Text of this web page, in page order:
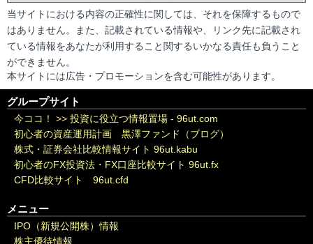
当サイトにおける内容の正確性に関しては、それを保障するもので
はありません。また、記載されている情報や、リンク先に記載され
ている情報をあなたが利用すること関するいかなる責任も負うこと
ができません。
本サイトには広告・プロモーションを含む可能性があります。
グループサイト
今ココ！ >> 投資に役立つ情報置場 - 96ut.com
初心者の資産運用計画 黒澤ファンド（ブログ）
株式・証券会社比較情報サイト 96ut.kabu
初心者のFX投資法・FX口座比較サイト 96ut.fx
CFD比較サイト 96ut.cfd
メニュー
IPO（新規公開株）情報
株主優待情報